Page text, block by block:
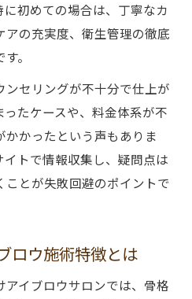
初めての場合は、丁寧なカ
アの充実度、衛生管理の徹底
。
セリングが不十分で仕上が
たケースや、料金体系が不
かったという声もありま
トで情報収集し、疑問点は
とが失敗回避のポイントで
ロウ施術特徴とは
イブロウサロンでは、骨格